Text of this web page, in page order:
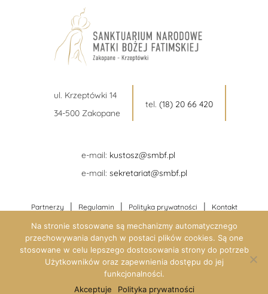
ul. Krzeptówki 14
34-500 Zakopane
tel. (18) 20 66 420
e-mail: kustosz@smbf.pl
e-mail: sekretariat@smbf.pl
Partnerzy | Regulamin | Polityka prywatności | Kontakt
Na stronie stosowane są mechanizmy automatycznego
przechowywania danych w postaci plików cookies. Są one
stosowane w celu lepszego dostosowania strony do potrzeb
Użytkowników oraz zapewnienia dostępu do jej
funkcjonalności.
Akceptuje
Polityka prywatności